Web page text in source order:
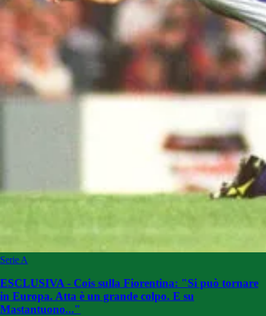
Serie A
ESCLUSIVA - Cois sulla Fiorentina: "Si può tornare
in Europa. Atta è un grande colpo. E su
Mastantuono..."